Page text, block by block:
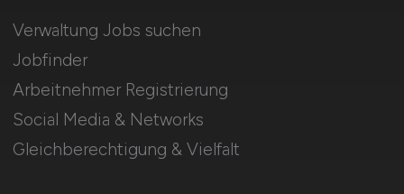
Verwaltung Jobs suchen
Jobfinder
Arbeitnehmer Registrierung
Social Media & Networks
Gleichberechtigung & Vielfalt